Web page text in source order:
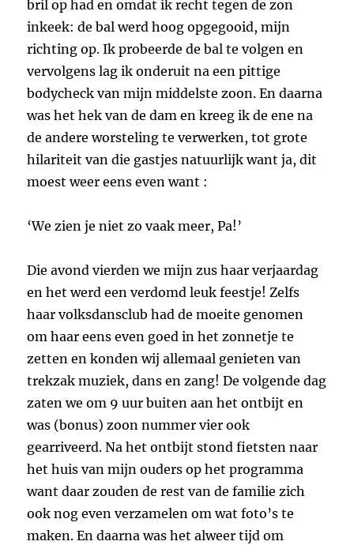
bril op had en omdat ik recht tegen de zon
inkeek: de bal werd hoog opgegooid, mijn
richting op. Ik probeerde de bal te volgen en
vervolgens lag ik onderuit na een pittige
bodycheck van mijn middelste zoon. En daarna
was het hek van de dam en kreeg ik de ene na
de andere worsteling te verwerken, tot grote
hilariteit van die gastjes natuurlijk want ja, dit
moest weer eens even want :
‘We zien je niet zo vaak meer, Pa!’
Die avond vierden we mijn zus haar verjaardag
en het werd een verdomd leuk feestje! Zelfs
haar volksdansclub had de moeite genomen
om haar eens even goed in het zonnetje te
zetten en konden wij allemaal genieten van
trekzak muziek, dans en zang! De volgende dag
zaten we om 9 uur buiten aan het ontbijt en
was (bonus) zoon nummer vier ook
gearriveerd. Na het ontbijt stond fietsten naar
het huis van mijn ouders op het programma
want daar zouden de rest van de familie zich
ook nog even verzamelen om wat foto’s te
maken. En daarna was het alweer tijd om